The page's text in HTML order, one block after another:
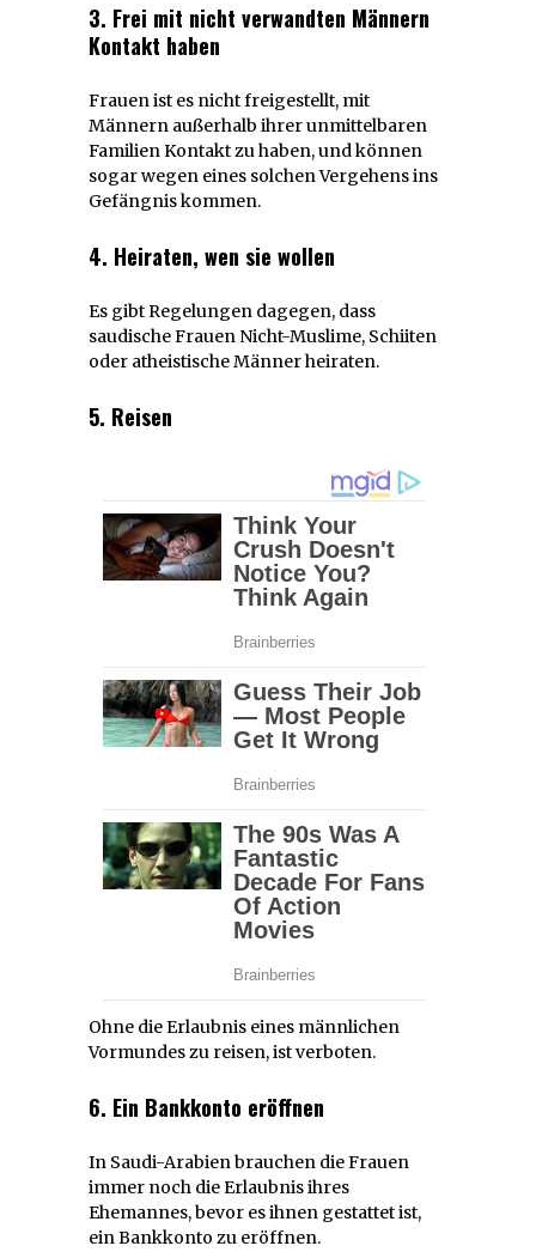
3. Frei mit nicht verwandten Männern
Kontakt haben
Frauen ist es nicht freigestellt, mit
Männern außerhalb ihrer unmittelbaren
Familien Kontakt zu haben, und können
sogar wegen eines solchen Vergehens ins
Gefängnis kommen.
4. Heiraten, wen sie wollen
Es gibt Regelungen dagegen, dass
saudische Frauen Nicht-Muslime, Schiiten
oder atheistische Männer heiraten.
5. Reisen
Ohne die Erlaubnis eines männlichen
Vormundes zu reisen, ist verboten.
6. Ein Bankkonto eröffnen
In Saudi-Arabien brauchen die Frauen
immer noch die Erlaubnis ihres
Ehemannes, bevor es ihnen gestattet ist,
ein Bankkonto zu eröffnen.